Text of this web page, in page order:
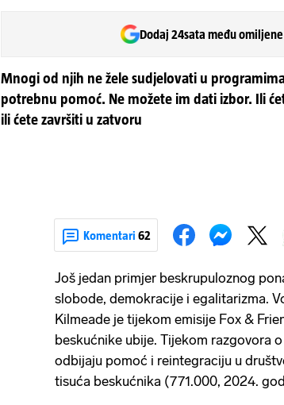
Dodaj 24sata među
Mnogi od njih ne žele sudjelovati u
potrebnu pomoć. Ne možete im dati izbor. Ili
ili ćete završiti u zatvoru
Komentari 62
Još jedan primjer beskrupuloznog
slobode, demokracije i egalitarizma.
Kilmeade je tijekom emisije Fox &
beskućnike ubije. Tijekom razgovora
odbijaju pomoć i reintegraciju u
tisuća beskućnika (771.000, 2024.